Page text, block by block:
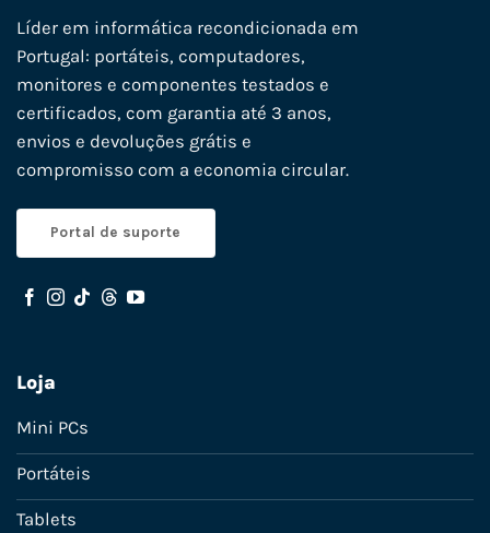
Líder em informática recondicionada em
Portugal: portáteis, computadores,
monitores e componentes testados e
certificados, com garantia até 3 anos,
envios e devoluções grátis e
compromisso com a economia circular.
Portal de suporte
Loja
Mini PCs
Portáteis
Tablets